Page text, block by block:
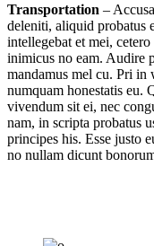
Transportation –
deleniti, aliquid probatus
intellegebat et mei,
inimicus no eam. Audire
mandamus mel cu. Pri in
numquam honestatis eu.
vivendum sit ei, nec
nam, in scripta probatus
principes his. Esse justo
no nullam dicunt